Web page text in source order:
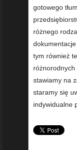
gotowego
różnego
tym również
stawiamy na
staramy się
indywidualne